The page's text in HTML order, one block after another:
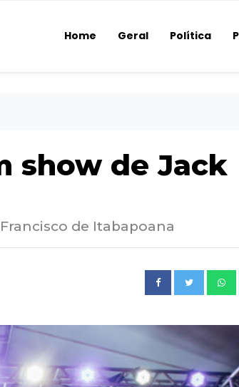
Home Geral Política
show de Jack
de Itabapoana